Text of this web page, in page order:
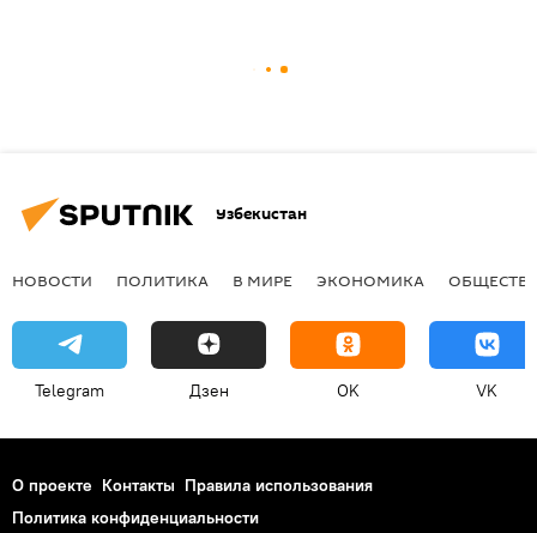
Узбекистан
НОВОСТИ ПОЛИТИКА В МИРЕ ЭКОНОМИКА
Telegram Дзен OK VK
О проекте Контакты Правила использования
Политика конфиденциальности